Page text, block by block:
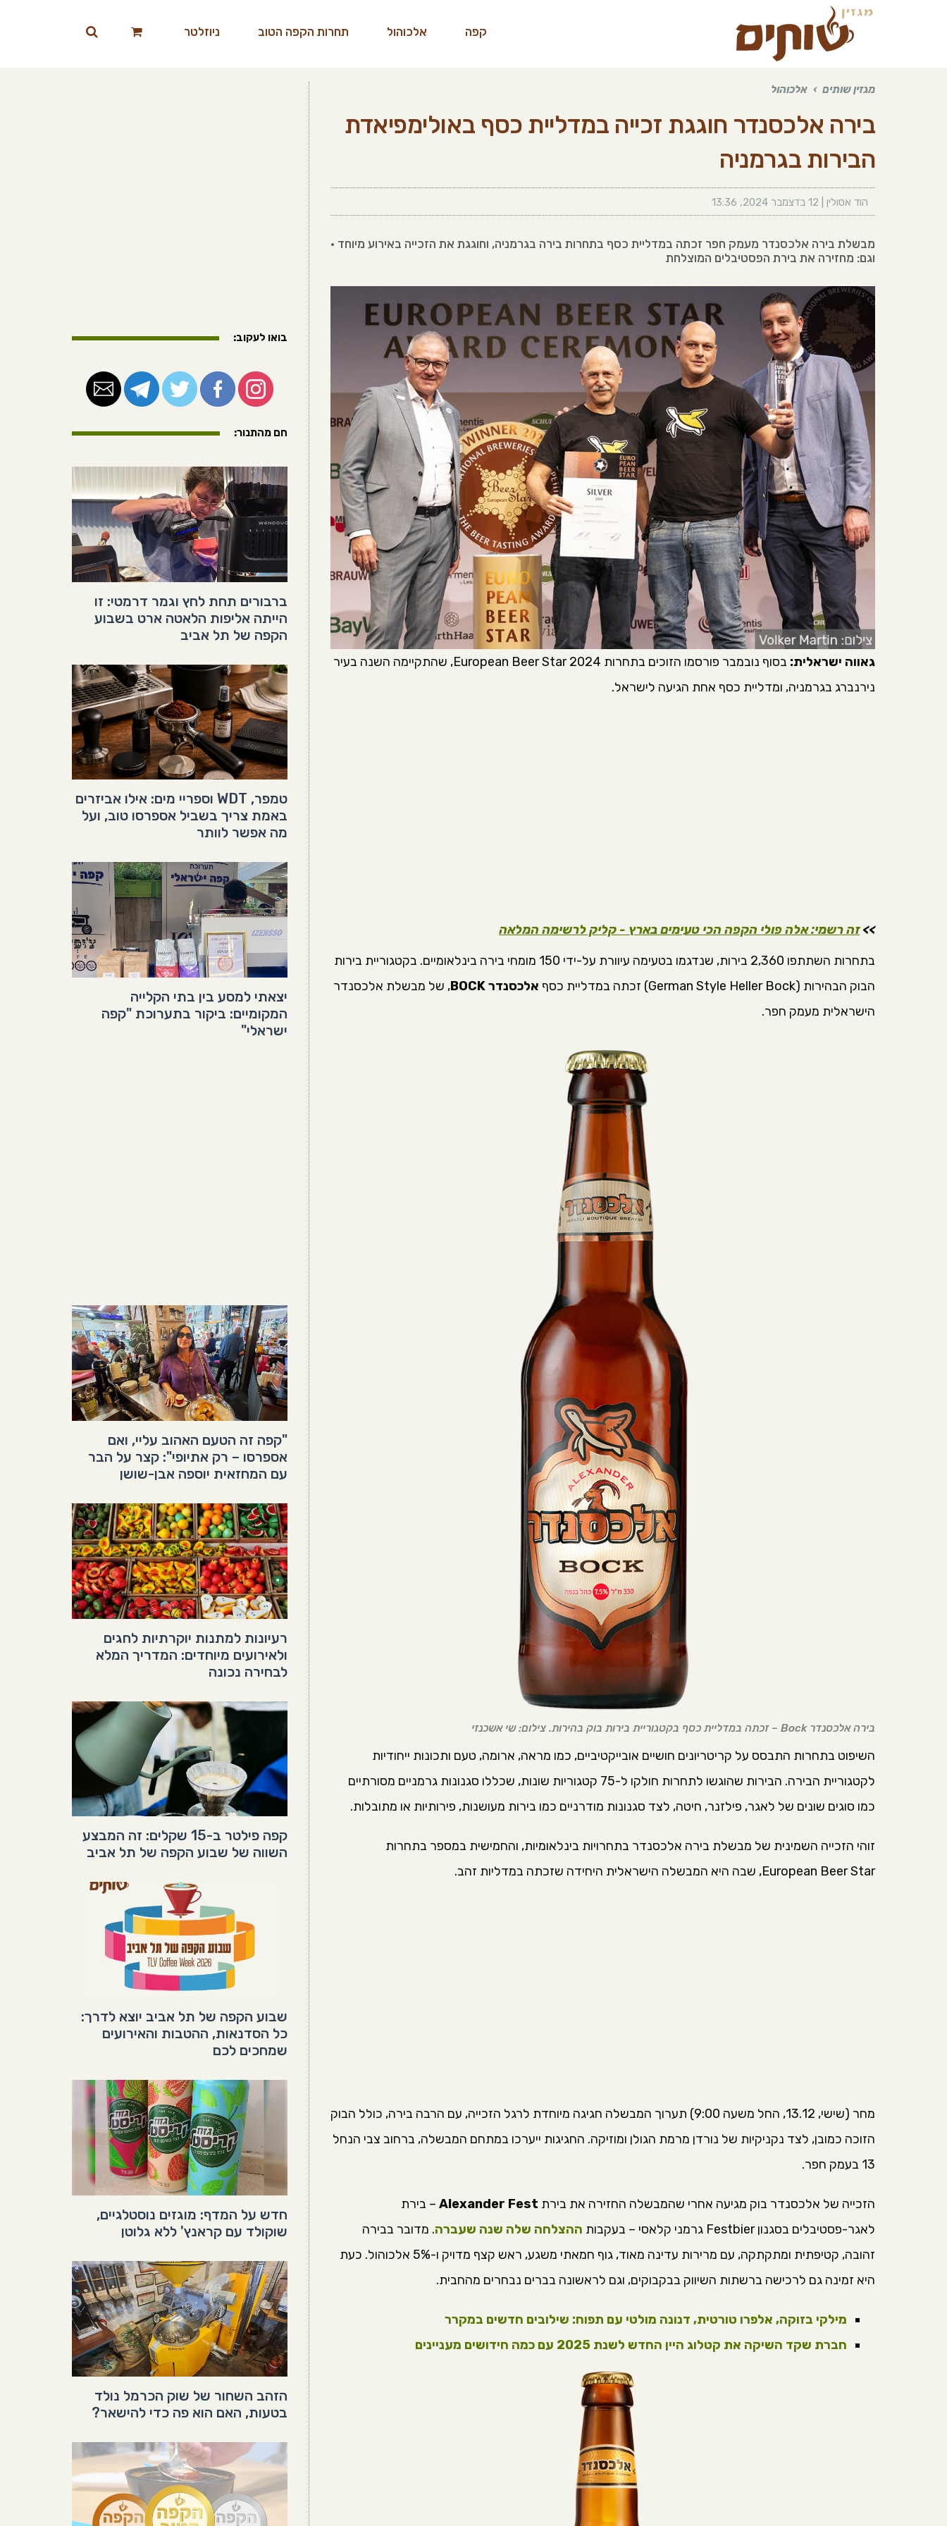
קפה אלכוהול תחרות הקפה הטוב ניוזלטר
מגזין שותים › אלכוהול
בירה אלכסנדר חוגגת זכייה במדליית כסף באולימפיאדת
הבירות בגרמניה
הוד אסולין 12 בדצמבר 2024 ,
13:36
מבשלת בירה אלכסנדר מעמק חפר זכתה במדליית כסף בתחרות בירה בגרמניה, וחוגגת את הזכייה באירוע מיוחד •
וגם: מחזירה את בירת הפסטיבלים המוצלחת
גאווה ישראלית:
בסוף נובמבר פורסמו הזוכים בתחרות European Beer Star 2024, שהתקיימה השנה בעיר
נירנברג בגרמניה, ומדליית כסף אחת הגיעה לישראל.
>>זה רשמי: אלה פולי הקפה הכי טעימים בארץ - קליק לרשימה המלאה
בתחרות השתתפו 2,360 בירות, שנדגמו בטעימה עיוורת על-ידי 150 מומחי בירה בינלאומיים. בקטגוריית בירות
הבוק הבהירות (German Style Heller Bock) זכתה במדליית כסף
אלכסנדר BOCK
, של מבשלת אלכסנדר
הישראלית מעמק חפר.
בירה אלכסנדר Bock – זכתה במדליית כסף בקטגוריית בירות בוק בהירות. צילום: שי אשכנזי
השיפוט בתחרות התבסס על קריטריונים חושיים אובייקטיביים, כמו מראה, ארומה, טעם ותכונות ייחודיות
לקטגוריית הבירה. הבירות שהוגשו לתחרות חולקו ל-75 קטגוריות שונות, שכללו סגנונות גרמניים מסורתיים
כמו סוגים שונים של לאגר, פילזנר, חיטה, לצד סגנונות מודרניים כמו בירות מעושנות, פירותיות או מתובלות.
זוהי הזכייה השמינית של מבשלת בירה אלכסנדר בתחרויות בינלאומיות, והחמישית במספר בתחרות
European Beer Star, שבה היא המבשלה הישראלית היחידה שזכתה במדליות זהב.
מחר (שישי, 13.12, החל משעה 9:00) תערוך המבשלה חגיגה מיוחדת לרגל הזכייה, עם הרבה בירה, כולל הבוק
הזוכה כמובן, לצד נקניקיות של נורדן מרמת הגולן ומוזיקה. החגיגות ייערכו במתחם המבשלה, ברחוב צבי הנחל
13 בעמק חפר.
הזכייה של אלכסנדר בוק מגיעה אחרי שהמבשלה החזירה את בירת Alexander Fest – בירת
לאגר-פסטיבלים בסגנון Festbier גרמני קלאסי – בעקבות
ההצלחה שלה שנה שעברה. מדובר בבירה
זהובה, קטיפתית ומתקתקה, עם מרירות עדינה מאוד, גוף חמאתי משגע, ראש קצף מדויק ו-5% אלכוהול. כעת
היא זמינה גם לרכישה ברשתות השיווק בבקבוקים, וגם לראשונה בברים נבחרים מהחבית.
מילקי בזוקה, אלפרו טורטית, דנונה מולטי עם תפוח: שילובים חדשים במקרר
חברת שקד השיקה את קטלוג היין החדש לשנת 2025 עם כמה חידושים מעניינים
בואו לעקוב:
חם מהתנור:
ברבורים תחת לחץ וגמר דרמטי: זו
הייתה אליפות הלאטה ארט בשבוע
הקפה של תל אביב
טמפר, WDT וספריי מים: אילו אביזרים
באמת צריך בשביל אספרסו טוב, ועל
מה אפשר לוותר
יצאתי למסע בין בתי הקלייה
המקומיים: ביקור בתערוכת "קפה
ישראלי"
"קפה זה הטעם האהוב עליי, ואם
אספרסו – רק אתיופי": קצר על הבר
עם המחזאית יוספה אבן-שושן
רעיונות למתנות יוקרתיות לחגים
ולאירועים מיוחדים: המדריך המלא
לבחירה נכונה
קפה פילטר ב-15 שקלים: זה המבצע
השווה של שבוע הקפה של תל אביב
שבוע הקפה של תל אביב יוצא לדרך:
כל הסדנאות, ההטבות והאירועים
שמחכים לכם
חדש על המדף: מוגזים נוסטלגיים,
שוקולד עם קראנץ' ללא גלוטן
הזהב השחור של שוק הכרמל נולד
בטעות, האם הוא פה כדי להישאר?